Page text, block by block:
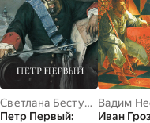
Светлана Бестужева
Петр Первый:
Вадим
Иван